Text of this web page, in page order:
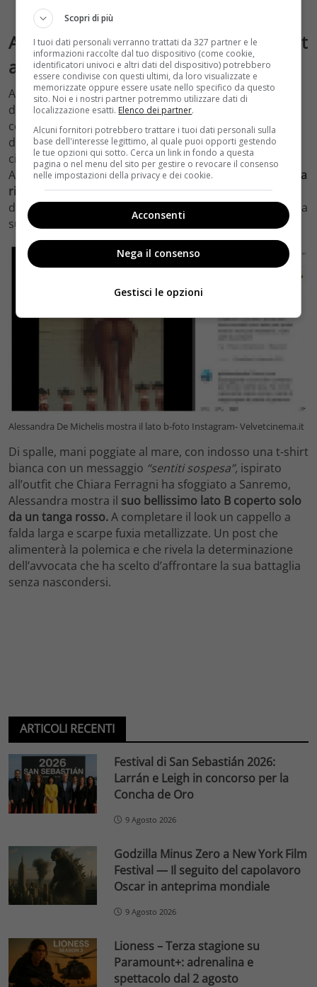
Alessandra de Michelis, la risposta hot
all’Ordine degli avvocati
Alessandra de Michelis ha fatto ricorso contro la
decisione che l’Ordine degli avvocati ha preso nei suoi
confronti utilizzando i modi previsti dalla legge. La
donna è determinata a difendere la sua libertà di fare
ciò che vuole quando è lontana dall’aule dei tribunali.
Anche per questo laprotagonista diPechino Express
ha
risposto all’associazionepubblicando uno scatto
davvero discutibile, che di certo non sarà favorevole alla
sua causa.
Alessandra De Michelis mostra il lato b-foto Instagram- Velvetcinema.it
Di spalle, mani poggiate al mare, con indosso una t-shirt
bianca con un messaggio “sentiti sospesa”, ispirato
all’outfit che Chiara Ferragni ha sfoggiato a Sanremo,
Alessandra mostra il suo bellissimo lato B coperto solo
da un tanga rosso.A completare il look un cappello a
falda larga e scarpe fuxia metallizzate. Un post che
alimenterà la polemica e che rivela la determinazione
dell’avvocata che ha scelto d’affrontare la sua battaglia
senza nascondersi.
ARTICOLI RECENTI
Festival di San Sebastián 2026:
Larrán e Leigh in concorso per la
Concha de Oro
9 Agosto 2026
Godzilla Minus Zero a New York Film
Festival — Il seguito del capolavoro
Oscar in anteprima mondiale
9 Agosto 2026
Lioness – Terza stagione su
Paramount+: adrenalina e
spettacolo dal 2 agosto
Scopri di più
I tuoi dati personali verranno trattati da 327 partner e le
informazioni raccolte dal tuo dispositivo (come cookie,
identificatori univoci e altri dati del dispositivo) potrebbero
essere condivise con questi ultimi, da loro visualizzate e
memorizzate oppure essere usate nello specifico da questo
sito. Noi e i nostri partner potremmo utilizzare dati di
localizzazione esatti. Elenco dei partner.
Alcuni fornitori potrebbero trattare i tuoi dati personali sulla
base dell'interesse legittimo, al quale puoi opporti gestendo
le tue opzioni qui sotto. Cerca un link in fondo a questa
pagina o nel menu del sito per gestire o revocare il consenso
nelle impostazioni della privacy e dei cookie.
Acconsenti
Nega il consenso
Gestisci le opzioni